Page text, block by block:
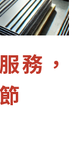
務，